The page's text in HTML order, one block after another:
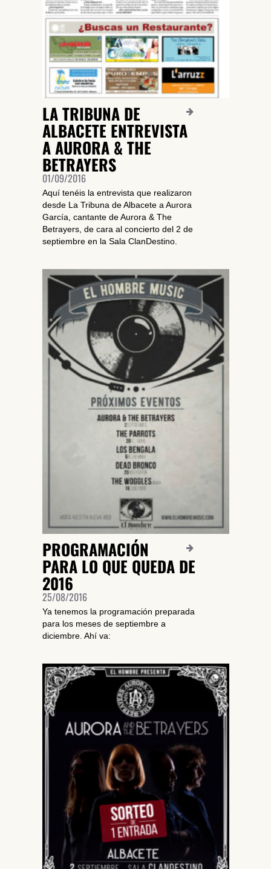
LA TRIBUNA DE
ALBACETE ENTREVISTA
A AURORA & THE
BETRAYERS
01/09/2016
Aquí tenéis la entrevista que realizaron
desde La Tribuna de Albacete a Aurora
García, cantante de Aurora & The
Betrayers, de cara al concierto del 2 de
septiembre en la Sala ClanDestino.
PROGRAMACIÓN
PARA LO QUE QUEDA DE
2016
25/08/2016
Ya tenemos la programación preparada
para los meses de septiembre a
diciembre. Ahí va:
SUSCRÍBETE A NUESTRO BOLETÍN
He leído y acepto laPolítica de Privacidad y la
DARME DE ALTA